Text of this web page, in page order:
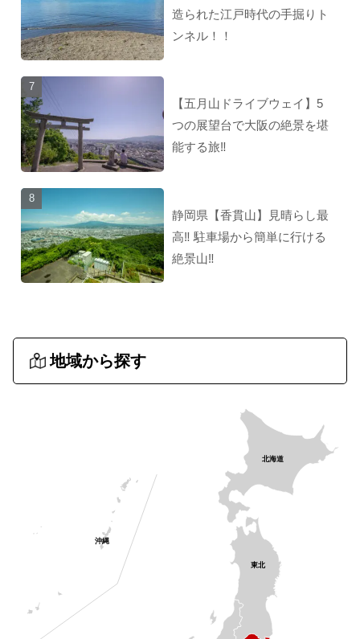
造られた江戸時代の手掘りト
ンネル！！
【五月山ドライブウェイ】5
つの展望台で大阪の絶景を堪
能する旅‼︎
静岡県【香貫山】見晴らし最
高‼︎ 駐車場から簡単に行ける
絶景山‼︎
地域から探す
北海道
東北
沖縄